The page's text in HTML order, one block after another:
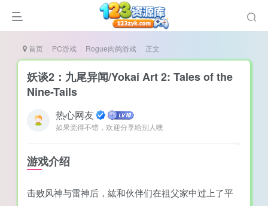
首页 PC游戏 Rogue肉鸽游戏 正文
妖谈2：九尾异闻/Yokai Art 2: Tales of the
Nine-Tails
热心网友
如果觉得不错，欢迎分享给别人噢
游戏介绍
击败风神与雷神后，紘和伙伴们在祖父家中过上了平